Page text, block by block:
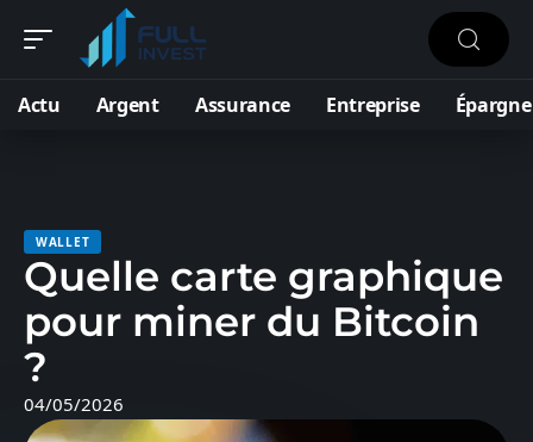
Actu Argent Assurance Entreprise Épargne
WALLET
Quelle carte graphique
pour miner du Bitcoin
?
04/05/2026